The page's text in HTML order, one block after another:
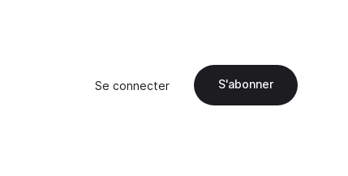
Se connecter S'abonner